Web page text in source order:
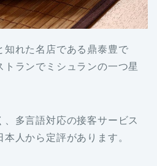
知れた名店である鼎泰豊で
ランでミシュランの一つ星
、多言語対応の接客サービス
人から定評があります。